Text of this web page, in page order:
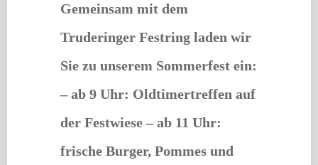
Gemeinsam mit dem
Truderinger Festring laden wir
Sie zu unserem Sommerfest ein:
– ab 9 Uhr: Oldtimertreffen auf
der Festwiese – ab 11 Uhr:
frische Burger, Pommes und